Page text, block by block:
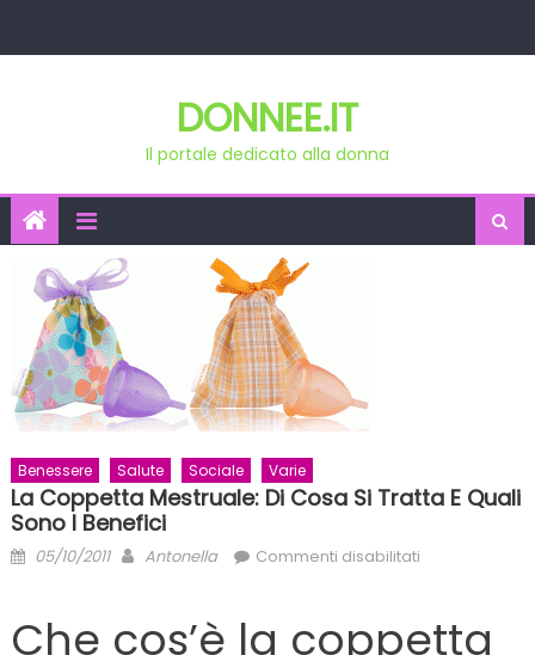
DONNEE.IT
Il portale dedicato alla donna
Benessere Salute Sociale Varie
La Coppetta Mestruale: Di Cosa Si Tratta E Quali
Sono I Benefici
Posted
05/10/2011 Author
Antonella Commenti disabilitatisu
mestruale:
Che cos’è la coppetta